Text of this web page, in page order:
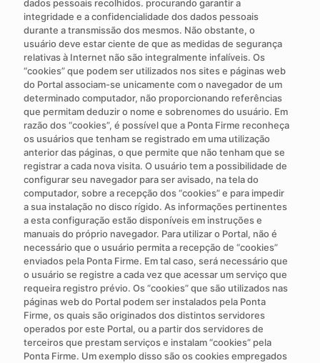
dados pessoais recolhidos. procurando garantir a
integridade e a confidencialidade dos dados pessoais
durante a transmissão dos mesmos. Não obstante, o
usuário deve estar ciente de que as medidas de segurança
relativas à Internet não são integralmente infalíveis. Os
“cookies” que podem ser utilizados nos sites e páginas web
do Portal associam-se unicamente com o navegador de um
determinado computador, não proporcionando referências
que permitam deduzir o nome e sobrenomes do usuário. Em
razão dos “cookies”, é possível que a Ponta Firme reconheça
os usuários que tenham se registrado em uma utilização
anterior das páginas, o que permite que não tenham que se
registrar a cada nova visita. O usuário tem a possibilidade de
configurar seu navegador para ser avisado, na tela do
computador, sobre a recepção dos “cookies” e para impedir
a sua instalação no disco rígido. As informações pertinentes
a esta configuração estão disponíveis em instruções e
manuais do próprio navegador. Para utilizar o Portal, não é
necessário que o usuário permita a recepção de “cookies”
enviados pela Ponta Firme. Em tal caso, será necessário que
o usuário se registre a cada vez que acessar um serviço que
requeira registro prévio. Os “cookies” que são utilizados nas
páginas web do Portal podem ser instalados pela Ponta
Firme, os quais são originados dos distintos servidores
operados por este Portal, ou a partir dos servidores de
terceiros que prestam serviços e instalam “cookies” pela
Ponta Firme. Um exemplo disso são os cookies empregados